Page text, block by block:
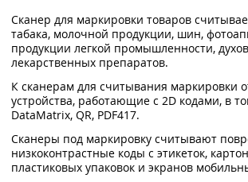
Сканер для маркировки товаров
табака, молочной продукции, шин,
продукции легкой промышленности,
лекарственных препаратов.
К сканерам для считывания маркировки
устройства, работающие с 2D кодами, в
DataMatrix, QR, PDF417.
Сканеры под маркировку считывают
низкоконтрастные коды с этикеток,
пластиковых упаковок и экранов